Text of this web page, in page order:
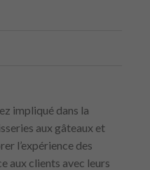
impliqué dans la
aux gâteaux et
l’expérience des
aux clients avec leurs